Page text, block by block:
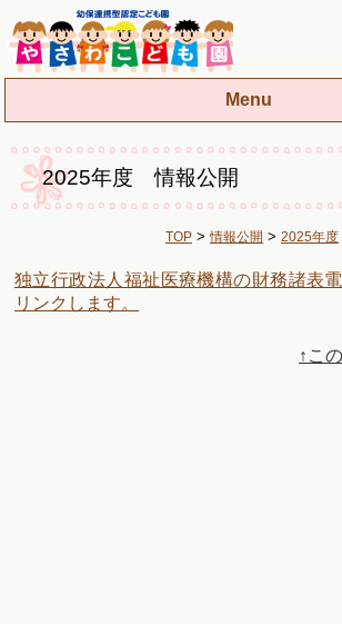
Menu
入園のご案内
情報公開
2025年度 情報公開
TOP >情報公開 > 2025年度
独立行政法人福祉医療機構の財務諸表
リンクします。
↑こ